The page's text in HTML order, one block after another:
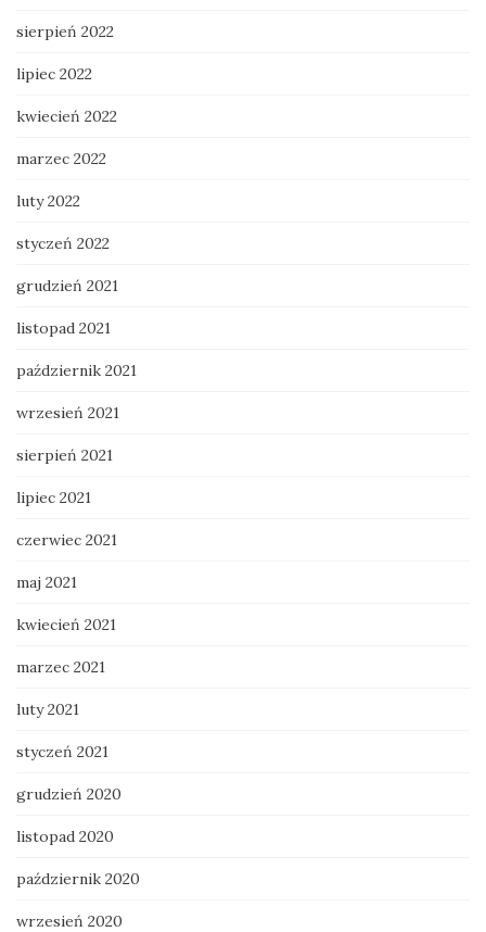
sierpień 2022
lipiec 2022
kwiecień 2022
marzec 2022
luty 2022
styczeń 2022
grudzień 2021
listopad 2021
październik 2021
wrzesień 2021
sierpień 2021
lipiec 2021
czerwiec 2021
maj 2021
kwiecień 2021
marzec 2021
luty 2021
styczeń 2021
grudzień 2020
listopad 2020
październik 2020
wrzesień 2020